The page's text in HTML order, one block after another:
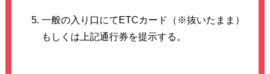
一般の入り口にてETCカード（※抜いたまま）
もしくは上記通行券を提示する。